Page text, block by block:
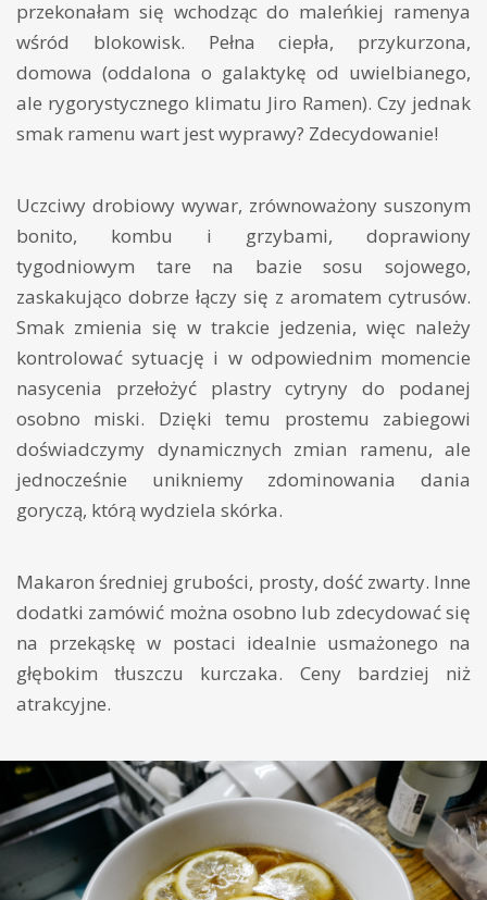
przekonałam się wchodząc do maleńkiej ramenya
wśród blokowisk. Pełna ciepła, przykurzona,
domowa (oddalona o galaktykę od uwielbianego,
ale rygorystycznego klimatu Jiro Ramen). Czy jednak
smak ramenu wart jest wyprawy? Zdecydowanie!
Uczciwy drobiowy wywar, zrównoważony suszonym
bonito, kombu i grzybami, doprawiony
tygodniowym tare na bazie sosu sojowego,
zaskakująco dobrze łączy się z aromatem cytrusów.
Smak zmienia się w trakcie jedzenia, więc należy
kontrolować sytuację i w odpowiednim momencie
nasycenia przełożyć plastry cytryny do podanej
osobno miski. Dzięki temu prostemu zabiegowi
doświadczymy dynamicznych zmian ramenu, ale
jednocześnie unikniemy zdominowania dania
goryczą, którą wydziela skórka.
Makaron średniej grubości, prosty, dość zwarty. Inne
dodatki zamówić można osobno lub zdecydować się
na przekąskę w postaci idealnie usmażonego na
głębokim tłuszczu kurczaka. Ceny bardziej niż
atrakcyjne.